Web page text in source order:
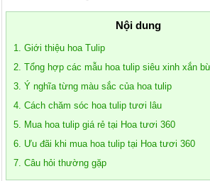
Nội dung
1. Giới thiệu hoa Tulip
2. Tổng hợp các mẫu hoa tulip siêu xinh xắn
3. Ý nghĩa từng màu sắc của hoa tulip
4. Cách chăm sóc hoa tulip tươi lâu
5. Mua hoa tulip giá rẻ tại Hoa tươi 360
6. Ưu đãi khi mua hoa tulip tại Hoa tươi 360
7. Câu hỏi thường gặp